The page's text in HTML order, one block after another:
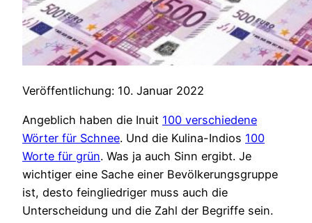
Veröffentlichung: 10. Januar 2022
Angeblich haben die Inuit 100 verschiedene
Wörter für Schnee. Und die Kulina-Indios 100
Worte für grün. Was ja auch Sinn ergibt. Je
wichtiger eine Sache einer Bevölkerungsgruppe
ist, desto feingliedriger muss auch die
Unterscheidung und die Zahl der Begriffe sein.